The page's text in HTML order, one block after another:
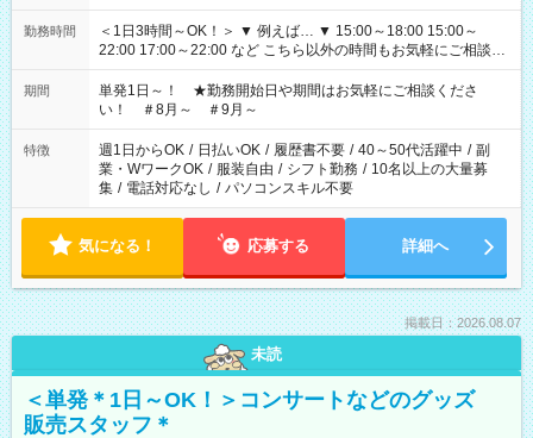
勤務時間
＜1日3時間～OK！＞ ▼ 例えば… ▼ 15:00～18:00 15:00～
22:00 17:00～22:00 など こちら以外の時間もお気軽にご相談く
ださい！
期間
単発1日～！ ★勤務開始日や期間はお気軽にご相談くださ
い！ ＃8月～ ＃9月～
特徴 週1日からOK / 日払いOK / 履歴書不要 / 40～50代活躍中 / 副
業・WワークOK / 服装自由 / シフト勤務 / 10名以上の大量募
集 / 電話対応なし / パソコンスキル不要
気になる！ 応募する 詳細へ
掲載日：2026.08.07
未読
＜単発＊1日～OK！＞コンサートなどのグッズ
販売スタッフ＊